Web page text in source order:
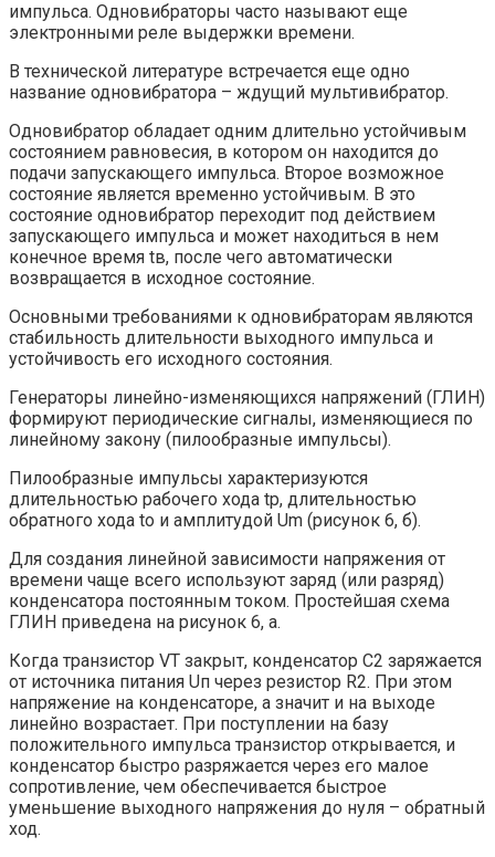
импульса. Одновибраторы часто называют еще
электронными реле выдержки времени.
В технической литературе встречается еще одно
название одновибратора – ждущий мультивибратор.
Одновибратор обладает одним длительно устойчивым
состоянием равновесия, в котором он находится до
подачи запускающего импульса. Второе возможное
состояние является временно устойчивым. В это
состояние одновибратор переходит под действием
запускающего импульса и может находиться в нем
конечное время tв, после чего автоматически
возвращается в исходное состояние.
Основными требованиями к одновибраторам являются
стабильность длительности выходного импульса и
устойчивость его исходного состояния.
Генераторы линейно-изменяющихся напряжений (ГЛИН)
формируют периодические сигналы, изменяющиеся по
линейному закону (пилообразные импульсы).
Пилообразные импульсы характеризуются
длительностью рабочего хода tр, длительностью
обратного хода tо и амплитудой Um (рисунок 6, б).
Для создания линейной зависимости напряжения от
времени чаще всего используют заряд (или разряд)
конденсатора постоянным током. Простейшая схема
ГЛИН приведена на рисунок 6, а.
Когда транзистор VT закрыт, конденсатор С2 заряжается
от источника питания Uп через резистор R2. При этом
напряжение на конденсаторе, а значит и на выходе
линейно возрастает. При поступлении на базу
положительного импульса транзистор открывается, и
конденсатор быстро разряжается через его малое
сопротивление, чем обеспечивается быстрое
уменьшение выходного напряжения до нуля – обратный
ход.